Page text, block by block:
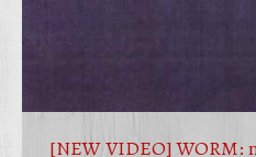
[NEW VIDEO] WORM: